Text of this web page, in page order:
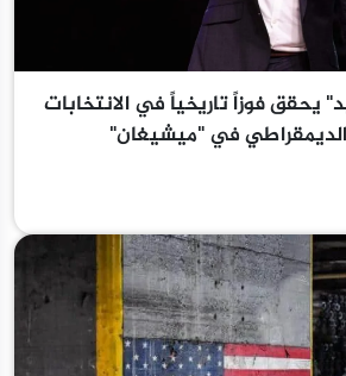
يحقق فوزاً تاريخياً في الانتخابات
في "ميشيغان"